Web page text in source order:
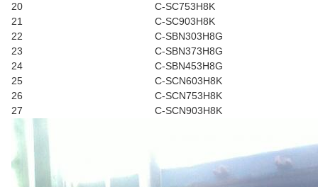
20
C-SC753H8K
21
C-SC903H8K
22
C-SBN303H8G
23
C-SBN373H8G
24
C-SBN453H8G
25
C-SCN603H8K
26
C-SCN753H8K
27
C-SCN903H8K